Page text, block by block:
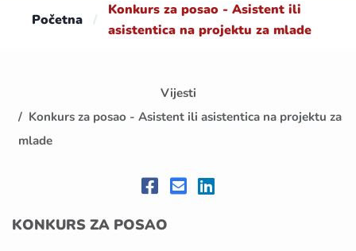
Početna /
Konkurs za posao - Asistent ili
asistentica na projektu za mlade
Vijesti
Konkurs za posao - Asistent ili asistentica na projektu za
mlade
KONKURS ZA POSAO